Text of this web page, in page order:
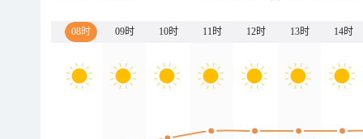
08时 09时 10时 11时 12时 13时 14时